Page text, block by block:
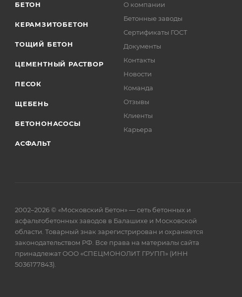
БЕТОН
КЕРАМЗИТОБЕТОН
ТОЩИЙ БЕТОН
ЦЕМЕНТНЫЙ РАСТВОР
ПЕСОК
ЩЕБЕНЬ
БЕТОНОНАСОСЫ
АСФАЛЬТ
О компании
Бетонные заводы
Сертификаты ГОСТ
Документы
Контакты
Новости
Команда
Отзывы
Клиенты
Карьера
2002–2026 © «Московский Бетон» — сеть бетонных и
асфальтобетонных заводов в Балашихе и Московской
области. Товарный знак зарегистрирован и охраняется
законодательством РФ. Все права на материалы сайта
принадлежат ООО «СПЕЦМОНОЛИТ ГРУПП» (ИНН
5036177843).